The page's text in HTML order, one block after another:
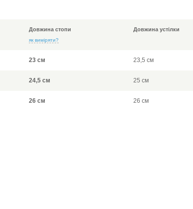
Довжина стопи
як виміряти?
Довжина устілки
23 см 23,5 см
24,5 см 25 см
26 см 26 см